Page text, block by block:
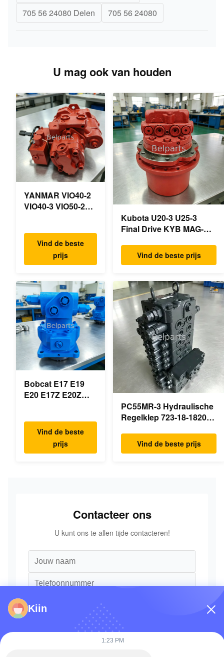
705 56 24080 Delen
705 56 24080
U mag ook van houden
YANMAR VIO40-2
VIO40-3 VIO50-2
Hoofdhydraulische
pomp OEM
PSVD2-17E B0600-
16017
Minigraafmachine
Vind de beste
prijs
Kubota U20-3 U25-3
Final Drive KYB MAG-
Reismotor B0240-18076
RB511-61290 RB559-
mini-
graafmachineonderdelen
Vind de beste prijs
Bobcat E17 E19
E20 E17Z E20Z
7024419 Voor mini
graafmachine
Vind de beste
prijs
PC55MR-3 Hydraulische
Regelklep 723-18-18200
18202 voor KOMATSU
Graafmachine Originele
Vind de beste prijs
Contacteer ons
U kunt ons te allen tijde contacteren!
Kiin
1:23 PM